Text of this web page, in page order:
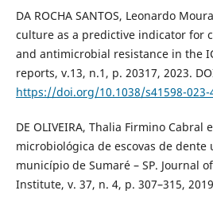
DA ROCHA SANTOS, Leonardo
culture as a predictive indicator for
and antimicrobial resistance in the
reports, v.13, n.1, p. 20317, 2023.
https://doi.org/10.1038/s41598-023-
DE OLIVEIRA, Thalia Firmino Cabral
microbiológica de escovas de dente
município de Sumaré – SP. Journal
Institute, v. 37, n. 4, p. 307–315,